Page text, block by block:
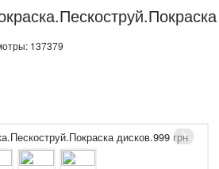
137379